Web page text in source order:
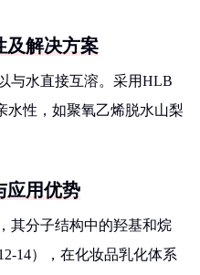
及解决方案
与水直接互溶。采用HLB
水性，如聚氧乙烯脱水山梨
应用优势
其分子结构中的羟基和烷
14），在化妆品乳化体系